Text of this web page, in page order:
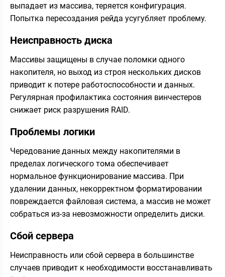
выпадает из массива, теряется конфигурация.
Попытка пересоздания рейда усугубляет проблему.
Неисправность диска
Массивы защищены в случае поломки одного
накопителя, но выход из строя нескольких дисков
приводит к потере работоспособности и данных.
Регулярная профилактика состояния винчестеров
снижает риск разрушения RAID.
Проблемы логики
Чередование данных между накопителями в
пределах логического тома обеспечивает
нормальное функционирование массива. При
удалении данных, некорректном форматировании
повреждается файловая система, а массив не может
собраться из-за невозможности определить диски.
Сбой сервера
Неисправность или сбой сервера в большинстве
случаев приводит к необходимости восстанавливать